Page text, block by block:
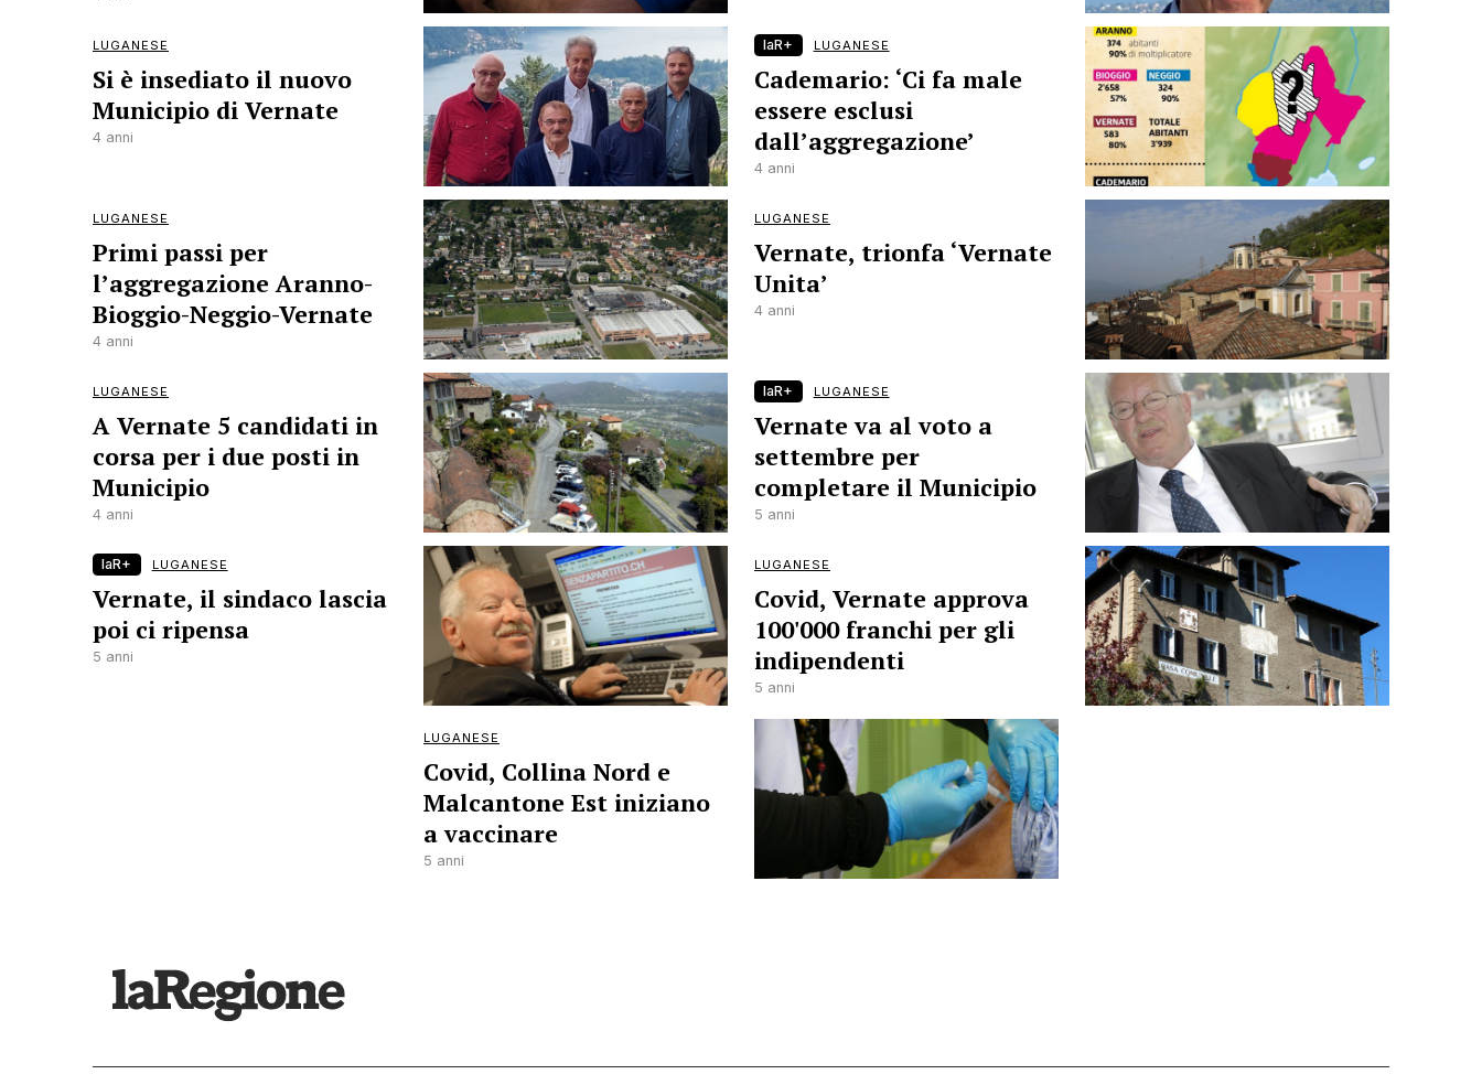
LUGANESE
Si è insediato il nuovo
Municipio di Vernate
4 anni
laR+ LUGANESE
Cademario: ‘Ci fa male
essere esclusi
dall’aggregazione’
4 anni
LUGANESE
Primi passi per
l’aggregazione Aranno-
Bioggio-Neggio-Vernate
4 anni
LUGANESE
Vernate, trionfa ‘Vernate
Unita’
4 anni
LUGANESE
A Vernate 5 candidati in
corsa per i due posti in
Municipio
4 anni
laR+ LUGANESE
Vernate va al voto a
settembre per
completare il Municipio
5 anni
laR+ LUGANESE
Vernate, il sindaco lascia
poi ci ripensa
5 anni
LUGANESE
Covid, Vernate approva
100'000 franchi per gli
indipendenti
5 anni
LUGANESE
Covid, Collina Nord e
Malcantone Est iniziano
a vaccinare
5 anni